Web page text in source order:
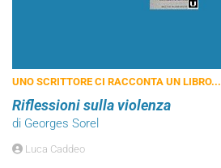
UNO SCRITTORE CI RACCONTA UN LIBRO...
Riflessioni sulla violenza
di Georges Sorel
Luca Caddeo